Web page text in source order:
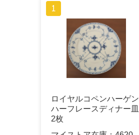
ロイヤルコペンハーゲン
ハーフレースディナー皿
2枚